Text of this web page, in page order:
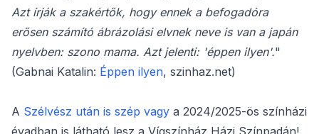
Azt írják a szakértők, hogy ennek a befogadóra
erősen számító ábrázolási elvnek neve is van a japán
nyelvben: szono mama. Azt jelenti: 'éppen ilyen'."
(Gabnai Katalin: Éppen ilyen, szinhaz.net)
A Szélvész után is szép vagy a 2024/2025-ös színházi
évadban is látható lesz a Vígszínház Házi Színpadán!